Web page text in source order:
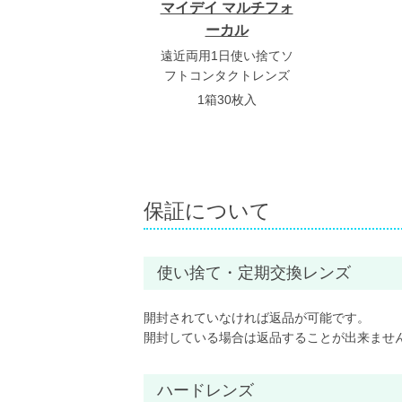
マイデイ マルチフォ
ーカル
遠近両用1日使い捨てソ
フトコンタクトレンズ
1箱30枚入
保証について
使い捨て・定期交換レンズ
開封されていなければ返品が可能です。
開封している場合は返品することが出来ませ
ハードレンズ